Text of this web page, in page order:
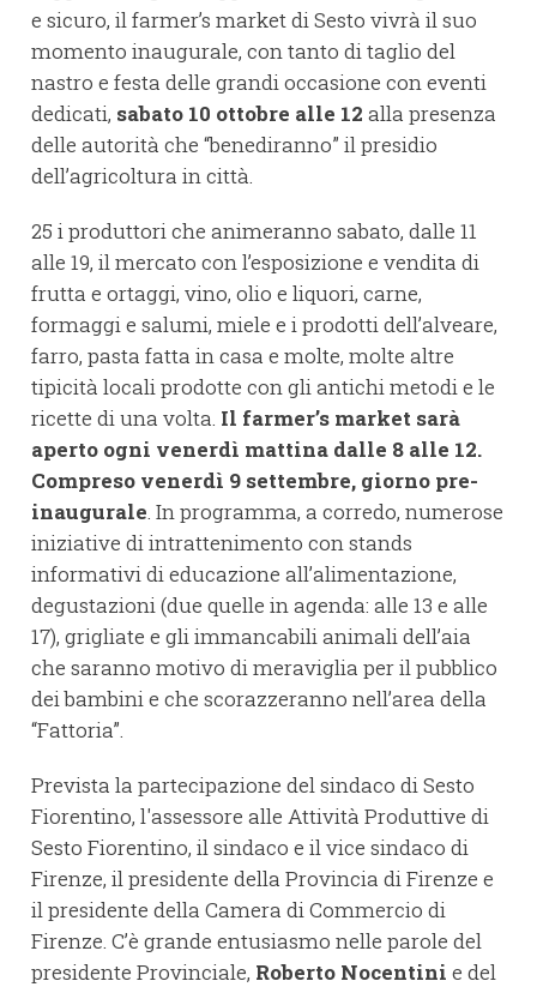
e sicuro, il farmer’s market di Sesto vivrà il suo
momento inaugurale, con tanto di taglio del
nastro e festa delle grandi occasione con eventi
dedicati, sabato 10 ottobre alle 12 alla presenza
delle autorità che “benediranno” il presidio
dell’agricoltura in città.
25 i produttori che animeranno sabato, dalle 11
alle 19, il mercato con l’esposizione e vendita di
frutta e ortaggi, vino, olio e liquori, carne,
formaggi e salumi, miele e i prodotti dell’alveare,
farro, pasta fatta in casa e molte, molte altre
tipicità locali prodotte con gli antichi metodi e le
ricette di una volta. Il farmer’s market sarà
aperto ogni venerdì mattina dalle 8 alle 12.
Compreso venerdì 9 settembre, giorno pre-
inaugurale. In programma, a corredo, numerose
iniziative di intrattenimento con stands
informativi di educazione all’alimentazione,
degustazioni (due quelle in agenda: alle 13 e alle
17), grigliate e gli immancabili animali dell’aia
che saranno motivo di meraviglia per il pubblico
dei bambini e che scorazzeranno nell’area della
“Fattoria”.
Prevista la partecipazione del sindaco di Sesto
Fiorentino, l'assessore alle Attività Produttive di
Sesto Fiorentino, il sindaco e il vice sindaco di
Firenze, il presidente della Provincia di Firenze e
il presidente della Camera di Commercio di
Firenze. C’è grande entusiasmo nelle parole del
presidente Provinciale, Roberto Nocentini e del